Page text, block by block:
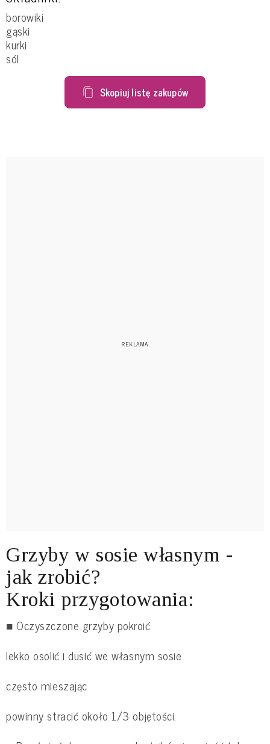
borowiki
gąski
kurki
sól
Skopiuj listę zakupów
Grzyby w sosie własnym -
jak zrobić?
Kroki przygotowania:
■ Oczyszczone grzyby pokroić
lekko osolić i dusić we własnym sosie
często mieszając
powinny stracić około 1/3 objętości.